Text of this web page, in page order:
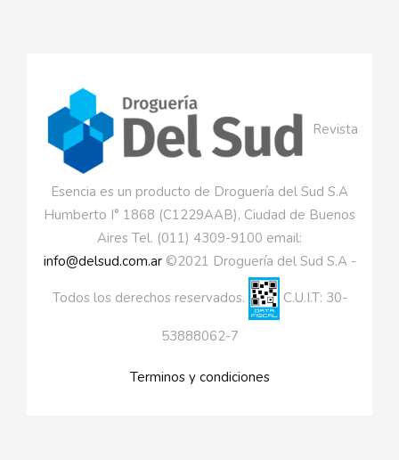
Revista
Esencia es un producto de Droguería del Sud S.A
Humberto I° 1868 (C1229AAB), Ciudad de Buenos
Aires Tel. (011) 4309-9100 email:
info@delsud.com.ar©2021 Droguería del Sud S.A -
Todos los derechos reservados. C.U.I.T: 30-
53888062-7
Terminos y condiciones